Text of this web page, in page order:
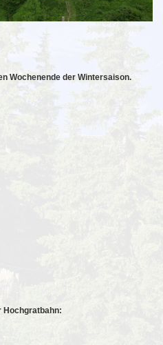
Wochenende der Wintersaison.
Hochgratbahn: